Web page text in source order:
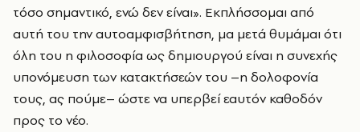
τόσο σημαντικό, ενώ δεν είναι». Εκπλήσσομαι από
αυτή του την αυτοαμφισβήτηση, μα μετά θυμάμαι ότι
όλη του η φιλοσοφία ως δημιουργού είναι η συνεχής
υπονόμευση των κατακτήσεών του –η δολοφονία
τους, ας πούμε– ώστε να υπερβεί εαυτόν καθοδόν
προς το νέο.